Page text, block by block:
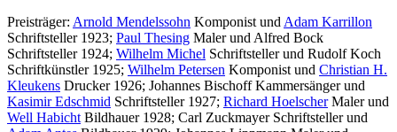
Preisträger: Arnold Mendelssohn Komponist und Adam Karrillon
Schriftsteller 1923; Paul Thesing Maler und Alfred Bock
Schriftsteller 1924; Wilhelm Michel Schriftsteller und Rudolf Koch
Schriftkünstler 1925; Wilhelm Petersen Komponist und Christian H.
Kleukens Drucker 1926; Johannes Bischoff Kammersänger und
Kasimir Edschmid Schriftsteller 1927; Richard HoelscherMaler und
Well Habicht Bildhauer 1928; Carl Zuckmayer Schriftsteller und